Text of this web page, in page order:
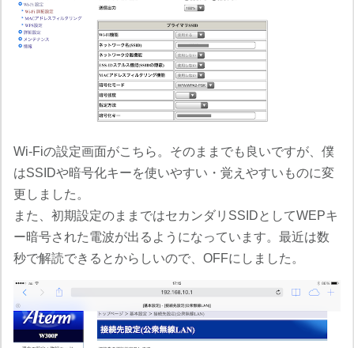
Wi-Fiの設定画面がこちら。そのままでも良いですが、僕
はSSIDや暗号化キーを使いやすい・覚えやすいものに変
更しました。
また、初期設定のままではセカンダリSSIDとしてWEPキ
ー暗号された電波が出るようになっています。最近は数
秒で解読できるとからしいので、OFFにしました。